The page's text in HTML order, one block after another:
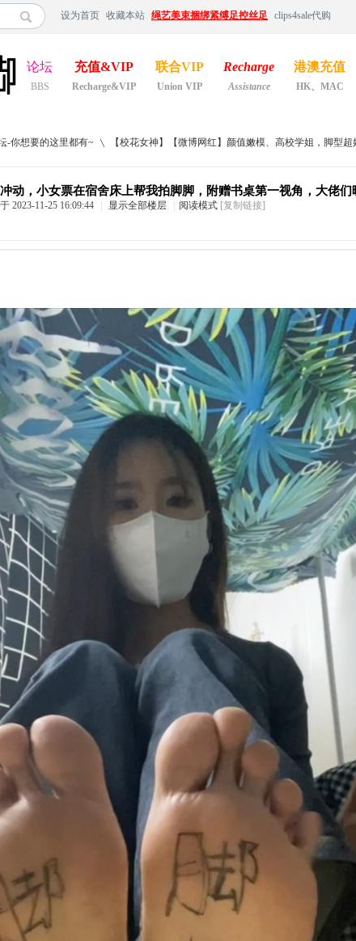
设为首页 收藏本站 绳艺美束捆绑紧缚足控丝足 clips4sale代购
论坛
BBS
充值&VIP
Recharge&VIP
联合VIP
Union VIP
Recharge
Assistance
港澳充值
HK、MAC
-你想要的这里都有~ 【校花女神】【微博网红】颜值嫩模、高校学姐，脚型超
动，小女票在宿舍床上帮我拍脚脚，附赠书桌第一视角，大佬
2023-11-25 16:09:44 显示全部楼层 阅读模式 [复制链接]